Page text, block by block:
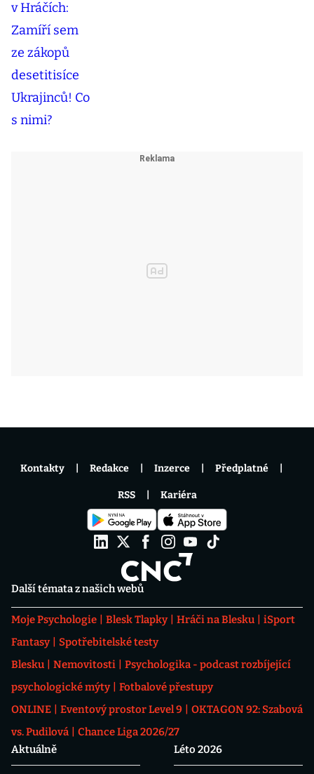
Další témata z našich webů
Moje Psychologie Blesk Tlapky Hráči na Blesku
iSport
Fantasy
Spotřebitelské testy
Blesku
Nemovitosti
Psychologika - podcast rozbíjející
psychologické mýty
Fotbalové přestupy
ONLINE
Eventový prostor Level 9
OKTAGON 92: Szabová
vs. Pudilová
Chance Liga 2026/27
Aktuálně
Léto 2026
Kontakty Redakce Inzerce Předplatné
RSS Kariéra